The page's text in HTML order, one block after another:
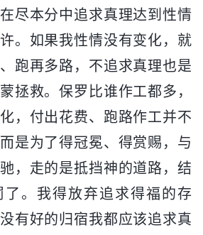
尽本分中追求真理达到性情
。如果我性情没有变化，就
跑再多路，不追求真理也是
拯救。保罗比谁作工都多，
，付出花费、跑路作工并不
是为了得冠冕、得赏赐，与
，走的是抵挡神的道路，结
了。我得放弃追求得福的存
有好的归宿我都应该追求真